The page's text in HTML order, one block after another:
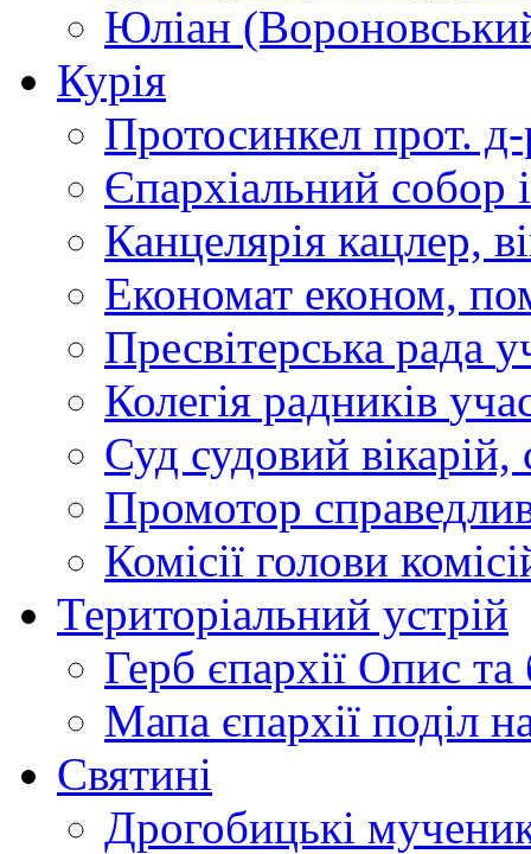
Юліан
Курія
Протосинкел прот.
Єпархіальний собор
Канцелярія кацлер,
Економат економ,
Пресвітерська рада
Колегія радників
Суд судовий вікарій,
Промотор
Комісії голови
Територіальний устрій
Герб єпархії Опис та
Мапа єпархії поділ
Святині
Дрогобицькі